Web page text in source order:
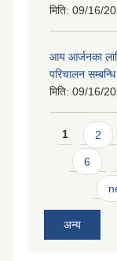
मिति: 09/16/
आय आर्जनका
परिचालन
मिति: 09/16/
Pages
1 2
6
अन्य